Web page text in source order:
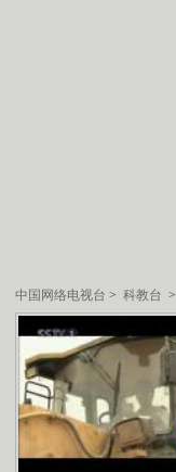
中国网络电视台 > 科教台 >